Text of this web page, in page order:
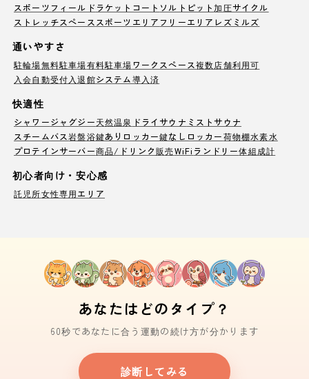
スポーツフィールド ラケットコート ソルトピット加圧サイクル
ストレッチスペース スポーツエリア フリーエリア レズミルズ
通いやすさ
駐輪場無料駐車場有料駐車場ワークスペース複数店舗利用可
入会自動受付 入退館システム導入済
快適性
シャワージャグジー天然温泉 ドライサウナ ミストサウナ
スチームバス岩盤浴鍵ありロッカー鍵なしロッカー荷物棚水素水
プロテインサーバー商品/ドリンク販売WiFi ランドリー体組成計
初心者向け・安心感
託児所女性専用エリア
あなたはどのタイプ？
60秒であなたに合う運動の続け方が分かります
診断してみる